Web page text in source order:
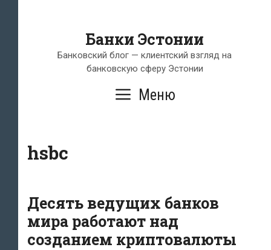
Банки Эстонии
Банковский блог — клиентский взгляд на
банковскую сферу Эстонии
Меню
hsbc
Десять ведущих банков
мира работают над
созданием криптовалюты